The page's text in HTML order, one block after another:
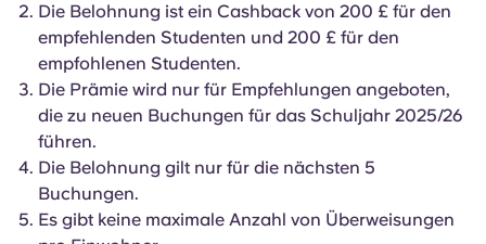
English (GB)
English (US)
Chinese
Wähle ein Land aus
Wähle eine Stadt aus
Wähle eine Unterkunft aus
Anmelden
Jetzt buchen
Die Belohnung ist ein Cashback von 200 £ für den
empfehlenden Studenten und 200 £ für den
empfohlenen Studenten.
Die Prämie wird nur für Empfehlungen angeboten,
die zu neuen Buchungen für das Schuljahr 2025/26
führen.
Die Belohnung gilt nur für die nächsten 5
Buchungen.
Es gibt keine maximale Anzahl von Überweisungen